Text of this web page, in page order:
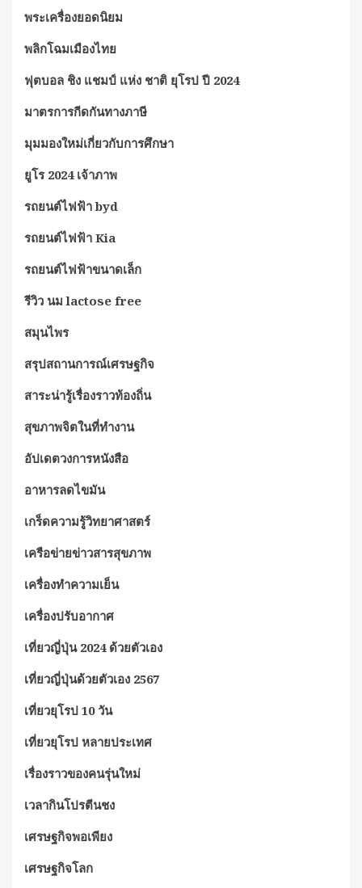
พระเครื่องยอดนิยม
พลิกโฉมเมืองไทย
ฟุตบอล ชิง แชมป์ แห่ง ชาติ ยุโรป ปี 2024
มาตรการกีดกันทางภาษี
มุมมองใหม่เกี่ยวกับการศึกษา
ยูโร 2024 เจ้าภาพ
รถยนต์ไฟฟ้า byd
รถยนต์ไฟฟ้า Kia
รถยนต์ไฟฟ้าขนาดเล็ก
รีวิว นม lactose free
สมุนไพร
สรุปสถานการณ์เศรษฐกิจ
สาระน่ารู้เรื่องราวท้องถิ่น
สุขภาพจิตในที่ทำงาน
อัปเดตวงการหนังสือ
อาหารลดไขมัน
เกร็ดความรู้วิทยาศาสตร์
เครือข่ายข่าวสารสุขภาพ
เครื่องทำความเย็น
เครื่องปรับอากาศ
เที่ยวญี่ปุ่น 2024 ด้วยตัวเอง
เที่ยวญี่ปุ่นด้วยตัวเอง 2567
เที่ยวยุโรป 10 วัน
เที่ยวยุโรป หลายประเทศ
เรื่องราวของคนรุ่นใหม่
เวลากินโปรตีนชง
เศรษฐกิจพอเพียง
เศรษฐกิจโลก